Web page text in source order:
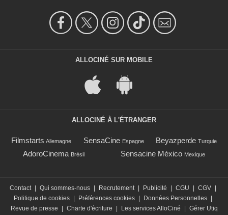
ALLOCINÉ SUR MOBILE
ALLOCINÉ À L'ÉTRANGER
Filmstarts Allemagne SensaCine Espagne Beyazperde Turquie
AdoroCinema Brésil Sensacine México Mexique
Contact | Qui sommes-nous | Recrutement | Publicité | CGU | CGV |
Politique de cookies | Préférences cookies | Données Personnelles |
Revue de presse
| Charte d'écriture | Les services AlloCiné | Gérer Utiq